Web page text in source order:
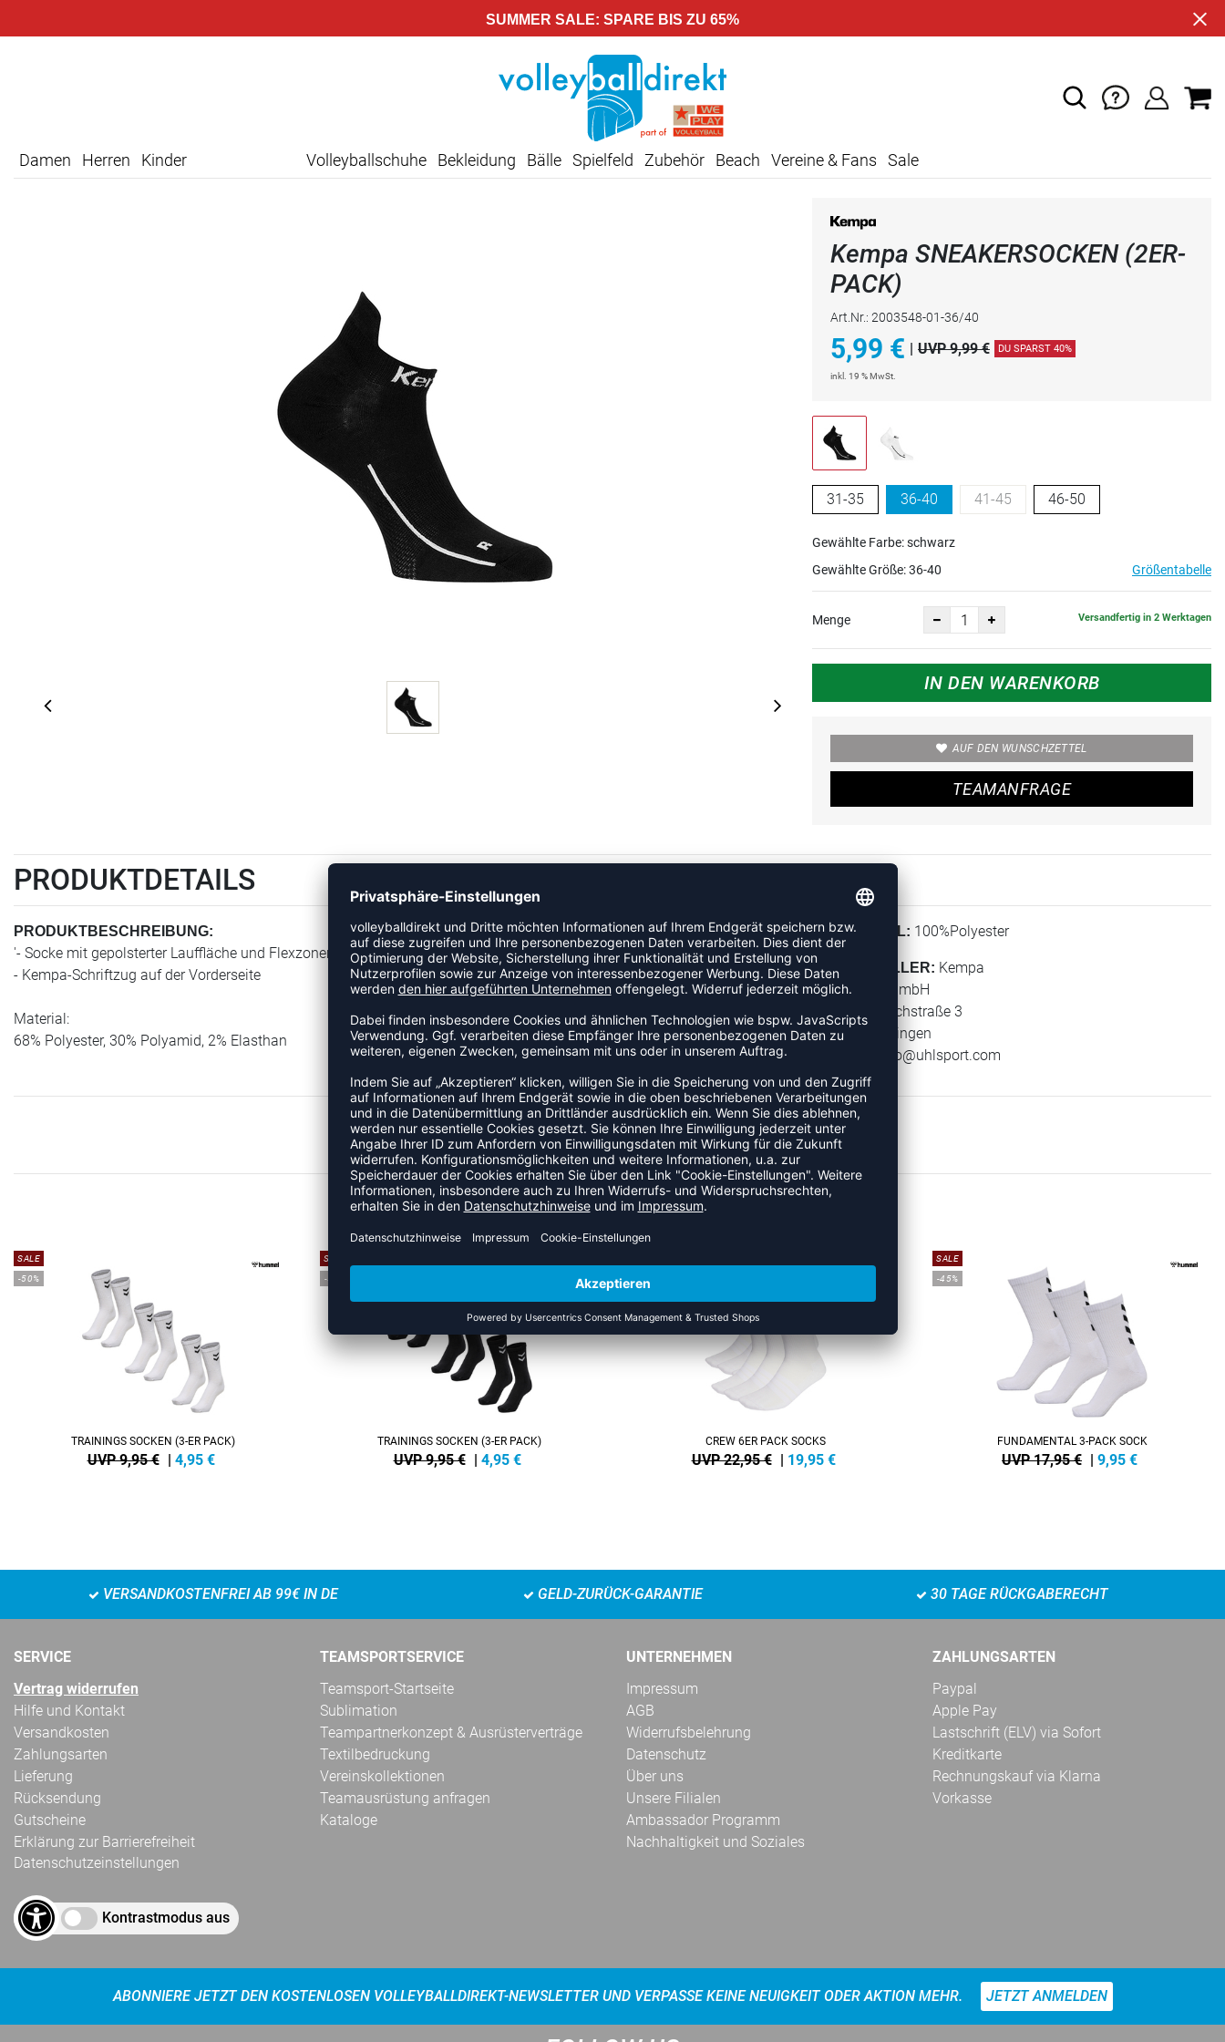
SUMMER SALE: SPARE BIS ZU 65%
Damen Herren Kinder Volleyballschuhe Bekleidung Bälle Spielfeld Zubehör Beach Vereine & Fans Sale
Kempa SNEAKERSOCKEN (2ER-
PACK)
Art.Nr.: 2003548-01-36/40
5,99 € | UVP 9,99 € DU SPARST 40%
inkl. 19 % MwSt.
31-35 36-40 41-45 46-50
Gewählte Farbe: schwarz
Gewählte Größe:36-40 Größentabelle
Menge Versandfertig in 2 Werktagen
IN DEN WARENKORB
AUF DEN WUNSCHZETTEL
TEAMANFRAGE
PRODUKTDETAILS
PRODUKTBESCHREIBUNG:
'- Socke mit gepolsterter Lauffläche und Flexzonen
- Kempa-Schriftzug auf der Vorderseite
Material:
68% Polyester, 30% Polyamid, 2% Elasthan
MATERIAL: 100%Polyester
HERSTELLER: Kempa
Uhlsport GmbH
Klingenbachstraße 3
72336 Balingen
info@uhlsport.com
ZULETZT ANGESEHEN
MEHR AUS DER KATEGORIE SOCKEN
SALE
-50%
TRAININGS SOCKEN (3-ER PACK)
UVP 9,95 € 4,95 €
SALE
-50%
TRAININGS SOCKEN (3-ER PACK)
UVP 9,95 € 4,95 €
-13%
CREW 6ER PACK SOCKS
UVP 22,95 € 19,95 €
SALE
-45%
FUNDAMENTAL 3-PACK SOCK
UVP 17,95 € 9,95 €
VERSANDKOSTENFREI AB 99€ IN DE GELD-ZURÜCK-GARANTIE 30 TAGE RÜCKGABERECHT
SERVICE
Vertrag widerrufen
Hilfe und Kontakt
Versandkosten
Zahlungsarten
Lieferung
Rücksendung
Gutscheine
Erklärung zur Barrierefreiheit
Datenschutzeinstellungen
Kontrastmodus aus
TEAMSPORTSERVICE
Teamsport-Startseite
Sublimation
Teampartnerkonzept & Ausrüsterverträge
Textilbedruckung
Vereinskollektionen
Teamausrüstung anfragen
Kataloge
UNTERNEHMEN
Impressum
AGB
Widerrufsbelehrung
Datenschutz
Über uns
Unsere Filialen
Ambassador Programm
Nachhaltigkeit und Soziales
ZAHLUNGSARTEN
Paypal
Apple Pay
Lastschrift (ELV) via Sofort
Kreditkarte
Rechnungskauf via Klarna
Vorkasse
ABONNIERE JETZT DEN KOSTENLOSEN VOLLEYBALLDIREKT-NEWSLETTER UND VERPASSE KEINE NEUIGKEIT ODER AKTION MEHR. JETZT ANMELDEN